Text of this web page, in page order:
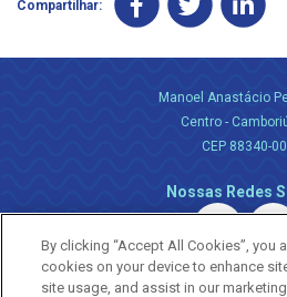
Compartilhar:
Manoel Anastácio
Centro -
CEP 88340-
Nossas Redes
By clicking “Accept All Cookies”, you
cookies on your device to enhance
site usage, and assist in our